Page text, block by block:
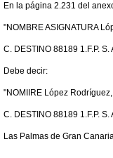
En la página 2.231 del
"NOMBRE ASIGNATURA
C. DESTINO 88189 1.F.P. S.
Debe decir:
"NOMIIRE López
C. DESTINO 88189 1.F.P.
Las Palmas de Gran